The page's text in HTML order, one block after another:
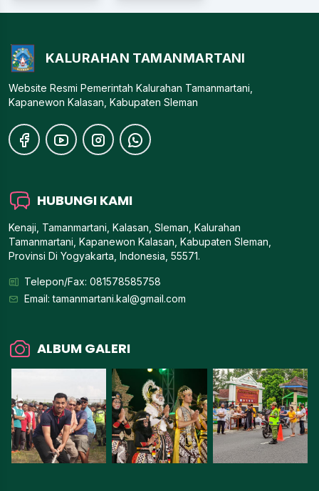
KALURAHAN TAMANMARTANI
Website Resmi Pemerintah Kalurahan Tamanmartani,
Kapanewon Kalasan, Kabupaten Sleman
HUBUNGI KAMI
Kenaji, Tamanmartani, Kalasan, Sleman, Kalurahan
Tamanmartani, Kapanewon Kalasan, Kabupaten Sleman,
Provinsi Di Yogyakarta, Indonesia, 55571.
Telepon/Fax: 081578585758
Email:tamanmartani.kal@gmail.com
ALBUM GALERI